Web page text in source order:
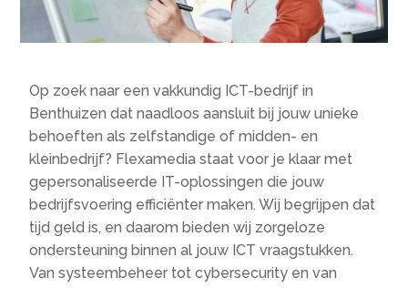
Op zoek naar een vakkundig ICT-bedrijf in
Benthuizen dat naadloos aansluit bij jouw unieke
behoeften als zelfstandige of midden- en
kleinbedrijf? Flexamedia staat voor je klaar met
gepersonaliseerde IT-oplossingen die jouw
bedrijfsvoering efficiënter maken.​ Wij begrijpen dat
tijd geld is, en daarom bieden wij zorgeloze
ondersteuning binnen al jouw ICT vraagstukken.​
Van systeembeheer tot cybersecurity en van